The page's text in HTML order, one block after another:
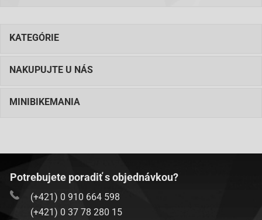
KATEGÓRIE
NAKUPUJTE U NÁS
MINIBIKEMANIA
Potrebujete poradiť s objednávkou?
(+421) 0 910 664 598
(+421) 0 37 78 280 15